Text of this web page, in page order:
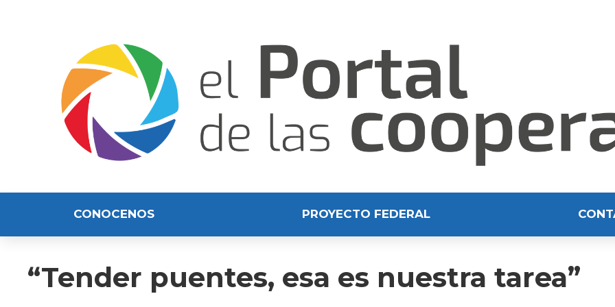
CONOCENOS PROYECTO FEDERAL
“Tender puentes, esa es nuestra tarea”